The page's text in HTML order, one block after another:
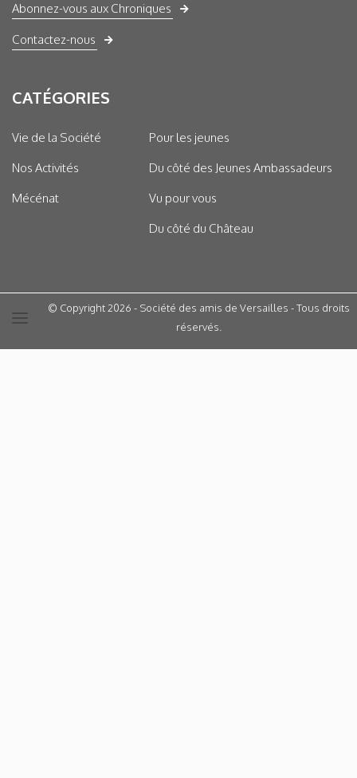
Abonnez-vous aux Chroniques
Contactez-nous
CATÉGORIES
Vie de la Société
Nos Activités
Mécénat
Pour les jeunes
Du côté des Jeunes Ambassadeurs
Vu pour vous
Du côté du Château
© Copyright 2026 - Société des amis de Versailles - Tous droits
réservés.